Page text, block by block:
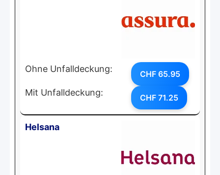
Ohne Unfalldeckung: CHF 65.95
Mit Unfalldeckung: CHF 71.25
Helsana